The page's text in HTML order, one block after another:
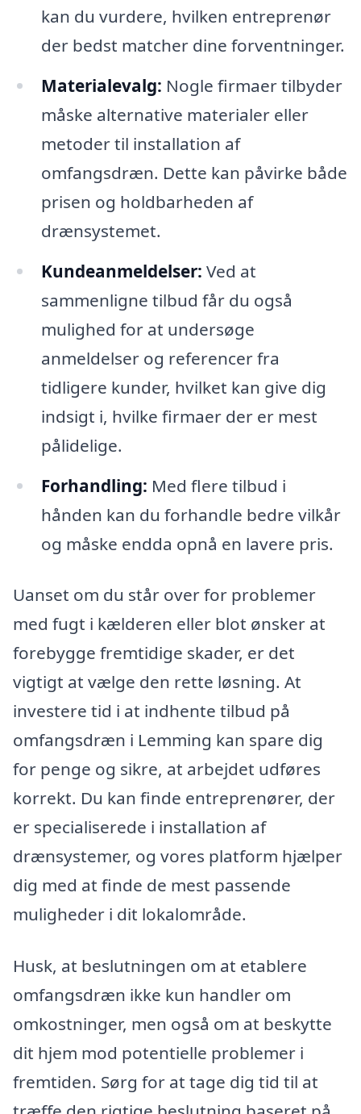
kan du vurdere, hvilken entreprenør
der bedst matcher dine forventninger.
Materialevalg: Nogle firmaer tilbyder
måske alternative materialer eller
metoder til installation af
omfangsdræn. Dette kan påvirke både
prisen og holdbarheden af
drænsystemet.
Kundeanmeldelser: Ved at
sammenligne tilbud får du også
mulighed for at undersøge
anmeldelser og referencer fra
tidligere kunder, hvilket kan give dig
indsigt i, hvilke firmaer der er mest
pålidelige.
Forhandling: Med flere tilbud i
hånden kan du forhandle bedre vilkår
og måske endda opnå en lavere pris.
Uanset om du står over for problemer
med fugt i kælderen eller blot ønsker at
forebygge fremtidige skader, er det
vigtigt at vælge den rette løsning. At
investere tid i at indhente tilbud på
omfangsdræn i Lemming kan spare dig
for penge og sikre, at arbejdet udføres
korrekt. Du kan finde entreprenører, der
er specialiserede i installation af
drænsystemer, og vores platform hjælper
dig med at finde de mest passende
muligheder i dit lokalområde.
Husk, at beslutningen om at etablere
omfangsdræn ikke kun handler om
omkostninger, men også om at beskytte
dit hjem mod potentielle problemer i
fremtiden. Sørg for at tage dig tid til at